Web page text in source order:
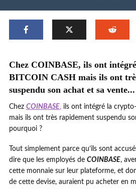
Chez COINBASE, ils ont
BITCOIN CASH mais ils ont
suspendu son achat et sa vente...
Chez COINBASE, ils ont intégré la
mais ils ont très rapidement suspendu
pourquoi ?
Tout simplement parce qu’ils sont
dire que les employés de COINBASE,
cette monnaie sur leur plateforme, et
de cette devise, auraient pu acheter en